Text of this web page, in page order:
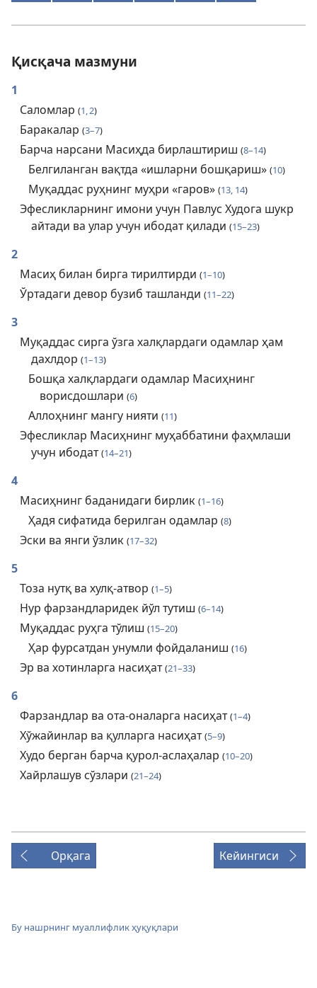
Қисқача мазмуни
1
Саломлар (1, 2)
Баракалар (3–7)
Барча нарсани Масиҳда бирлаштириш (8–14)
Белгиланган вақтда «ишларни бошқариш» (10)
Муқаддас руҳнинг муҳри «гаров» (13, 14)
Эфесликларнинг имони учун Павлус Худога шукр
айтади ва улар учун ибодат қилади (15–23)
2
Масиҳ билан бирга тирилтирди (1–10)
Ўртадаги девор бузиб ташланди (11–22)
3
Муқаддас сирга ўзга халқлардаги одамлар ҳам
дахлдор (1–13)
Бошқа халқлардаги одамлар Масиҳнинг
ворисдошлари (6)
Аллоҳнинг мангу нияти (11)
Эфесликлар Масиҳнинг муҳаббатини фаҳмлаши
учун ибодат(14–21)
4
Масиҳнинг баданидаги бирлик (1–16)
Ҳадя сифатида берилган одамлар (8)
Эски ва янги ўзлик (17–32)
5
Тоза нутқ ва хулқ-атвор (1–5)
Нур фарзандларидек йўл тутиш (6–14)
Муқаддас руҳга тўлиш (15–20)
Ҳар фурсатдан унумли фойдаланиш (16)
Эр ва хотинларга насиҳат(21–33)
6
Фарзандлар ва ота-оналарга насиҳат(1–4)
Хўжайинлар ва қулларга насиҳат(5–9)
Худо берган барча қурол-аслаҳалар (10–20)
Хайрлашув сўзлари (21–24)
Орқага Кейингиси
Бу нашрнинг муаллифлик ҳуқуқлари